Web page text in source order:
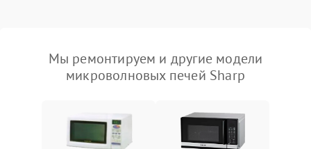
Мы ремонтируем и другие модели
микроволновых печей Sharp